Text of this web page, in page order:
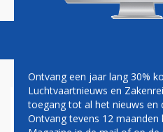
TICKET
Ontvang een jaar lang 30%
Luchtvaartnieuws en
toegang tot al het nieuws en
Ontvang tevens 12